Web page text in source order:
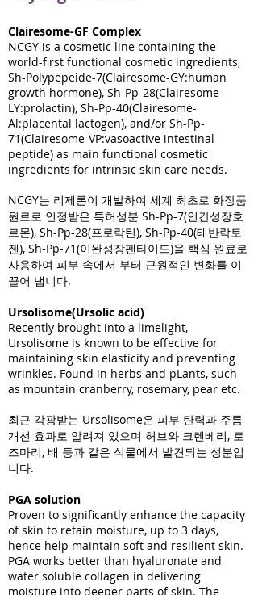
Clairesome-GF Complex
NCGY is a cosmetic line containing the
world-first functional cosmetic ingredients,
Sh-Polypepeide-7(Clairesome-GY:human
growth hormone), Sh-Pp-28(Clairesome-
LY:prolactin), Sh-Pp-40(Clairesome-
Al:placental lactogen), and/or Sh-Pp-
71(Clairesome-VP:vasoactive intestinal
peptide) as main functional cosmetic
ingredients for intrinsic skin care needs.
NCGY는 리제론이 개발하여 세계 최초로 화장품
원료로 인정받은 특허성분 Sh-Pp-7(인간성장호
르몬), Sh-Pp-28(프로락틴), Sh-Pp-40(태반락토
젠), Sh-Pp-71(이완성장펜타이드)을 핵심 원료로
사용하여 피부 속에서 부터 근원적인 변화를 이
끌어 냅니다.
Ursolisome(Ursolic acid)
Recently brought into a limelight,
Ursolisome is known to be effective for
maintaining skin elasticity and preventing
wrinkles. Found in herbs and pLants, such
as mountain cranberry, rosemary, pear etc.
최근 각광받는 Ursolisome은 피부 탄력과 주름
개선 효과로 알려져 있으며 허브와 크렌베리, 로
즈마리, 배 등과 같은 식물에서 발견되는 성분입
니다.
PGA solution
Proven to significantly enhance the capacity
of skin to retain moisture, up to 3 days,
hence help maintain soft and resilient skin.
PGA works better than hyaluronate and
water soluble collagen in delivering
moisture into deeper parts of skin. The